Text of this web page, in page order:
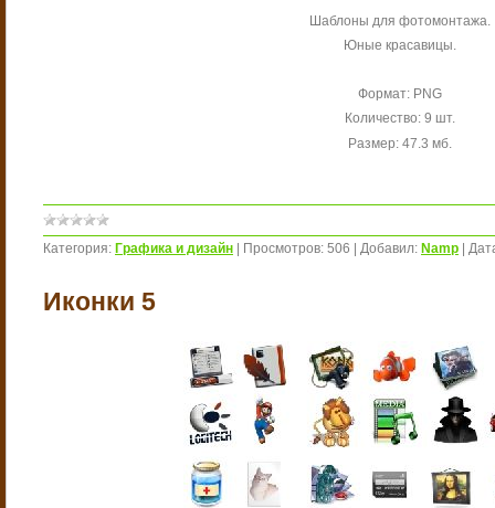
Шаблоны для фотомонтажа.
Юные красавицы.
Формат: PNG
Количество: 9 шт.
Размер: 47.3 мб.
Категория: Графика и дизайн Просмотров: 506 Добавил: Namp
Иконки 5